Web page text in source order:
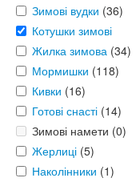
Зимові вудки (36)
Котушки зимові
Жилка зимова (34)
Мормишки (118)
Кивки (16)
Готові снасті (14)
Зимові намети (0)
Жерлиці (5)
Наколінники (1)